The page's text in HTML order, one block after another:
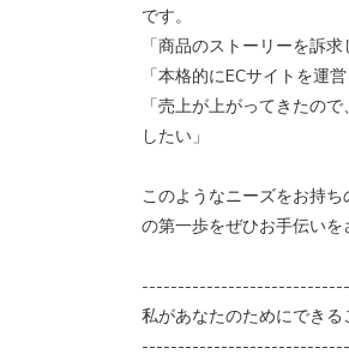
です。
「商品のストーリーを訴求
「本格的にECサイトを運
「売上が上がってきたの
したい」
このようなニーズをお持
の第一歩をぜひお手伝いを
私があなたのためにできる